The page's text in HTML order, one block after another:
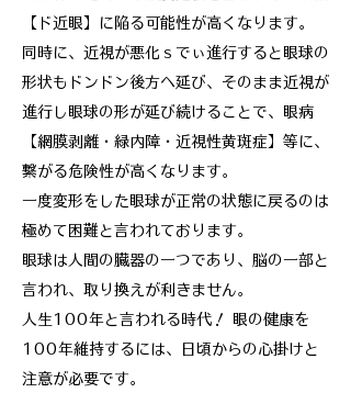
【ド近眼】に陥る可能性が高くなります。
同時に、近視が悪化ｓでぃ進行すると眼球の
形状もドンドン後方へ延び、そのまま近視が
進行し眼球の形が延び続けることで、眼病
【網膜剥離・緑内障・近視性黄斑症】等に、
繋がる危険性が高くなります。
一度変形をした眼球が正常の状態に戻るのは
極めて困難と言われております。
眼球は人間の臓器の一つであり、脳の一部と
言われ、取り換えが利きません。
人生100年と言われる時代！ 眼の健康を
100年維持するには、日頃からの心掛けと
注意が必要です。